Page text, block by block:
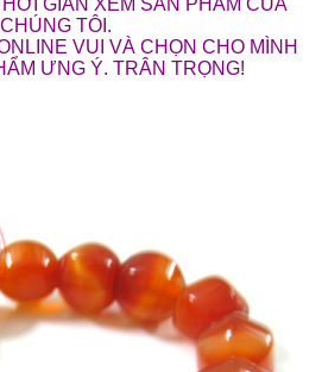
GIAN XEM SẢN PHẨM CỦA
CHÚNG TÔI.
VUI VÀ CHỌN CHO MÌNH
ƯNG Ý. TRÂN TRỌNG!